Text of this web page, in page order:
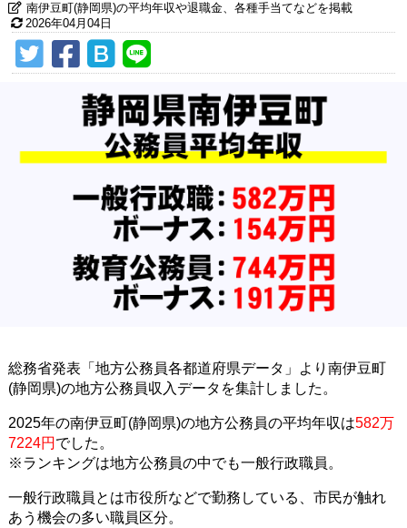
南伊豆町(静岡県)の平均年収や退職金、各種手当てなどを掲載
2026年04月04日
総務省発表「地方公務員各都道府県データ」より南伊豆町
(静岡県)の地方公務員収入データを集計しました。
2025年の南伊豆町(静岡県)の地方公務員の平均年収は582万
7224円 でした。
※ランキングは地方公務員の中でも一般行政職員。
一般行政職員とは市役所などで勤務している、市民が触れ
あう機会の多い職員区分。